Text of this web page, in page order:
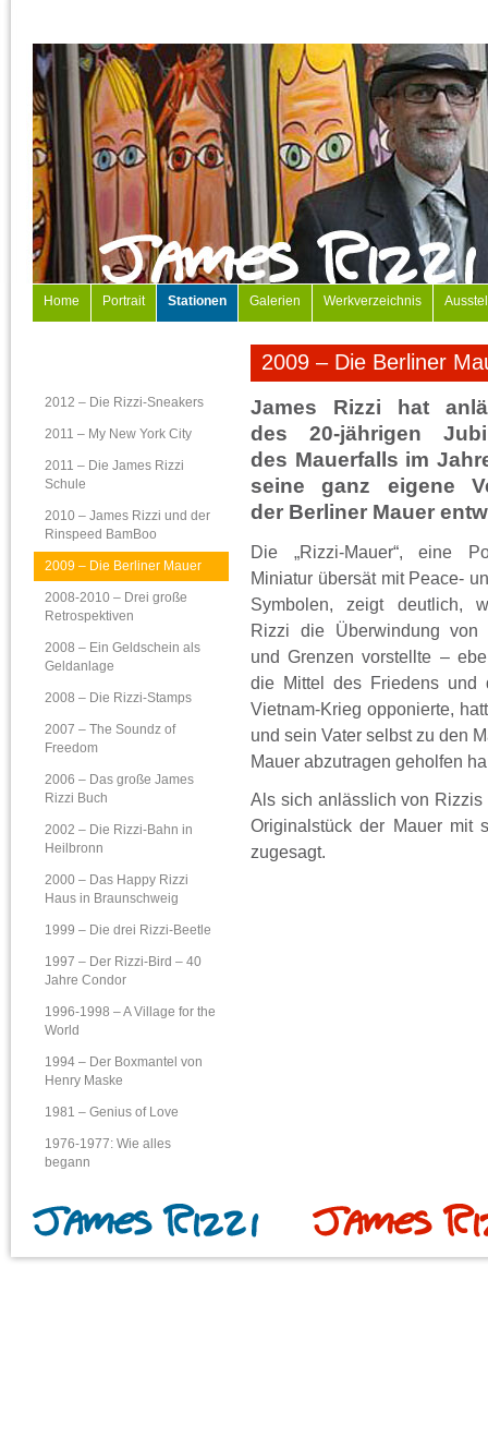
Home Portrait Stationen Galerien Werkverzeichnis
2012 – Die Rizzi-Sneakers
2011 – My New York City
2011 – Die James Rizzi
Schule
2010 – James Rizzi und der
Rinspeed BamBoo
2009 – Die Berliner Mauer
2008-2010 – Drei große
Retrospektiven
2008 – Ein Geldschein als
Geldanlage
2008 – Die Rizzi-Stamps
2007 – The Soundz of
Freedom
2006 – Das große James
Rizzi Buch
2002 – Die Rizzi-Bahn in
Heilbronn
2000 – Das Happy Rizzi
Haus in Braunschweig
1999 – Die drei Rizzi-Beetle
1997 – Der Rizzi-Bird – 40
Jahre Condor
1996-1998 – A Village for the
World
1994 – Der Boxmantel von
Henry Maske
1981 – Genius of Love
1976-1977: Wie alles
begann
2009 – Die Berliner
James Rizzi hat
des 20-jährigen
des Mauerfalls im
seine ganz eigene
der Berliner Mauer
Die „Rizzi-Mauer“, eine
Miniatur übersät mit Peace-
Symbolen, zeigt deutlich,
Rizzi die Überwindung von
und Grenzen vorstellte –
die Mittel des Friedens und
Vietnam-Krieg opponierte,
und sein Vater selbst zu den
Mauer abzutragen geholfen
Als sich anlässlich von
Originalstück der Mauer mit
zugesagt.